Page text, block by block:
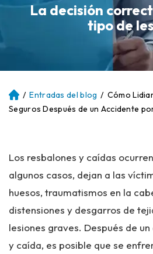
La decisión
tipo de
Ini
ci
/ Entradas del blog / Cómo
Seguros Después de un Accidente
Los resbalones y caídas
algunos casos, dejan a las
huesos, traumatismos en la
distensiones y desgarros de
lesiones graves. Después de
y caída, es posible que se